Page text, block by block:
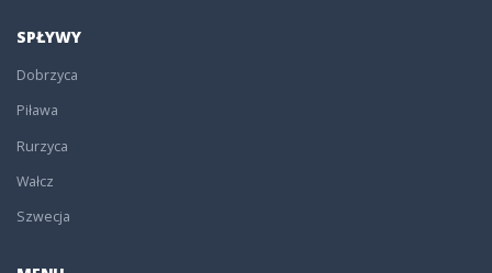
SPŁYWY
Dobrzyca
Piława
Rurzyca
Wałcz
Szwecja